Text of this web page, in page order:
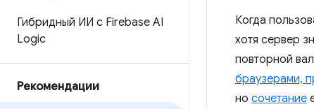
Гибридный ИИ с Firebase AI
Logic
Рекомендации
Когда
хотя сервер
повторной
браузерами,
но сочетание